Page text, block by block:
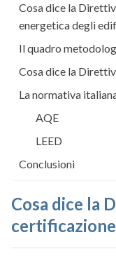
Cosa dice la
energetica degli
Il quadro
Cosa dice la
La normativa
AQE
LEED
Conclusioni
Cosa dice la